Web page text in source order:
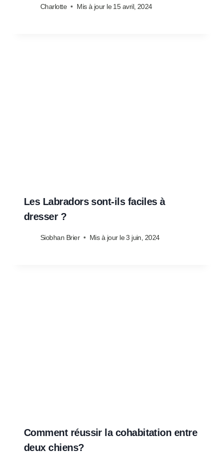
Charlotte Mis à jour le 15 avril, 2024
Les Labradors sont-ils faciles à
dresser ?
Siobhan Brier Mis à jour le3 juin, 2024
Comment réussir la cohabitation entre
deux chiens?